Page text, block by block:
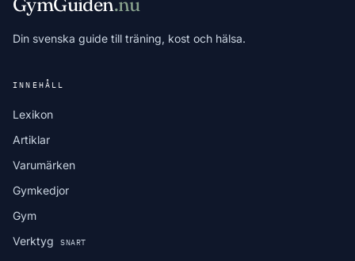
Din svenska guide till träning, kost och hälsa.
INNEHÅLL
Lexikon
Artiklar
Varumärken
Gymkedjor
Gym
Verktyg
SNART